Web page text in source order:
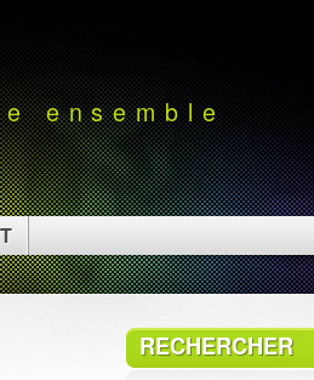
ensemble
RECHERCHER